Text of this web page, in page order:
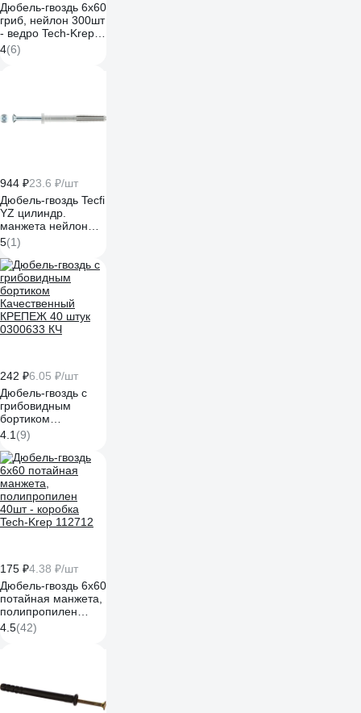
Дюбель-гвоздь 6х60
гриб, нейлон 300шт
- ведро Tech-Krep
102110
4(6)
944 ₽23.6 ₽/шт
Дюбель-гвоздь Tecfi
YZ цилиндр.
манжета нейлон
6x60, 40 шт. 147530
5(1)
242 ₽6.05 ₽/шт
Дюбель-гвоздь с
грибовидным
бортиком
Качественный
КРЕПЕЖ 40 штук
0300633 КЧ
4.1 (9)
175 ₽4.38 ₽/шт
Дюбель-гвоздь 6х60
потайная манжета,
полипропилен
40шт - коробка
Tech-Krep 112712
4.5(42)